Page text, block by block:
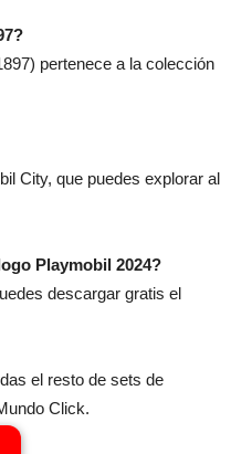
pertenece a la colección
City, que puedes explorar al
Playmobil 2024?
descargar gratis el
el resto de sets de
Click.